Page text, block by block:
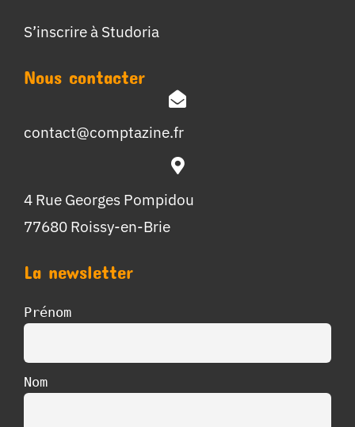
S’inscrire à Studoria
Nous contacter
contact@comptazine.fr
4 Rue Georges Pompidou
77680 Roissy-en-Brie
La newsletter
Prénom
Nom